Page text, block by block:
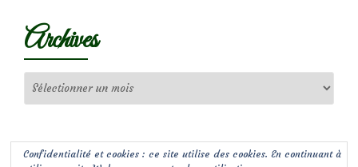
Archives
Confidentialité et cookies : ce site utilise des cookies. En continuant à